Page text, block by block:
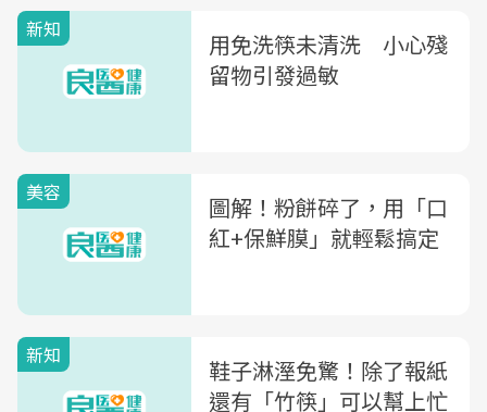
新知
用免洗筷未清洗 小心殘
留物引發過敏
美容
圖解！粉餅碎了，用「口
紅+保鮮膜」就輕鬆搞定
新知
鞋子淋溼免驚！除了報紙
還有「竹筷」可以幫上忙